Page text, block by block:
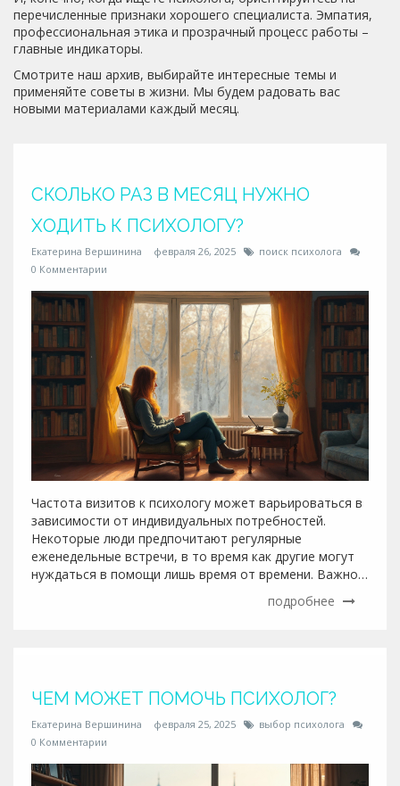
перечисленные признаки хорошего специалиста. Эмпатия,
профессиональная этика и прозрачный процесс работы –
главные индикаторы.
Смотрите наш архив, выбирайте интересные темы и
применяйте советы в жизни. Мы будем радовать вас
новыми материалами каждый месяц.
СКОЛЬКО РАЗ В МЕСЯЦ НУЖНО
ХОДИТЬ К ПСИХОЛОГУ?
Екатерина Вершинина февраля 26, 2025
поиск психолога
0 Комментарии
Частота визитов к психологу может варьироваться в
зависимости от индивидуальных потребностей.
Некоторые люди предпочитают регулярные
еженедельные встречи, в то время как другие могут
нуждаться в помощи лишь время от времени. Важно
корректировать график встреч по мере
подробнее
ЧЕМ МОЖЕТ ПОМОЧЬ ПСИХОЛОГ?
Екатерина Вершинина февраля 25, 2025
выбор психолога
0 Комментарии